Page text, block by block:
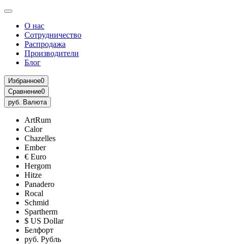
О нас
Сотрудничество
Распродажа
Производители
Блог
Избранное0
Сравнение0
руб. Валюта
ArtRum
Calor
Chazelles
Ember
€ Euro
Hergom
Hitze
Panadero
Rocal
Schmid
Spartherm
$ US Dollar
Белфорт
руб. Рубль